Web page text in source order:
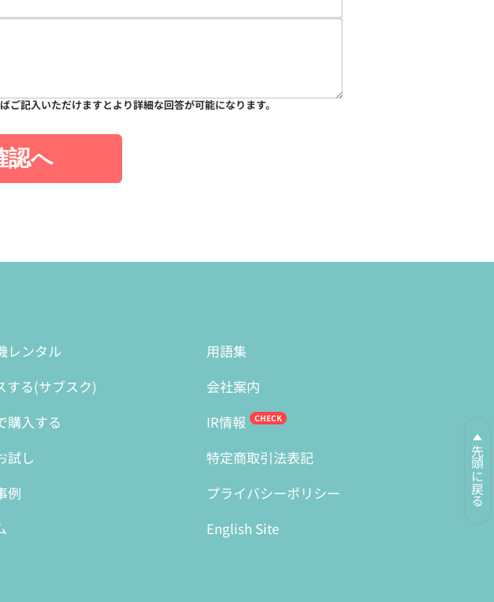
記入いただけますとより詳細な回答が可能になります。
認へ
先頭に戻る
レンタル
する(サブスク)
購入する
試し
例
用語集
会社案内
IR情報
特定商取引法表記
プライバシーポリシー
English Site